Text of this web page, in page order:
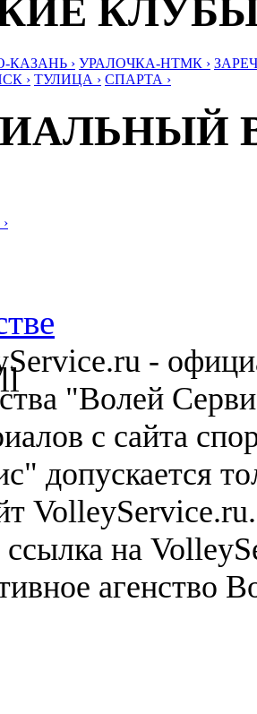
КАЗАНЬ › УРАЛОЧКА-НТМК ›
› ТУЛИЦА › СПАРТА ›
-
"Волей
с сайта
допускается
ссылка на
агенство